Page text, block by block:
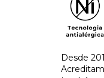
Desde